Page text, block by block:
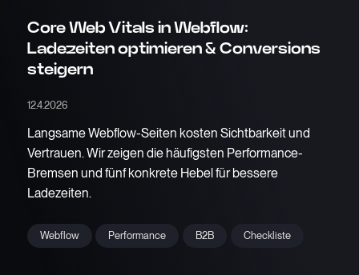
12.4.2026
Core Web Vitals in Webflow:
Ladezeiten optimieren & Conversions
steigern
Langsame Webflow-Seiten kosten Sichtbarkeit und
Vertrauen. Wir zeigen die häufigsten Performance-
Bremsen und fünf konkrete Hebel für bessere
Ladezeiten.
Webflow Performance B2B Checkliste